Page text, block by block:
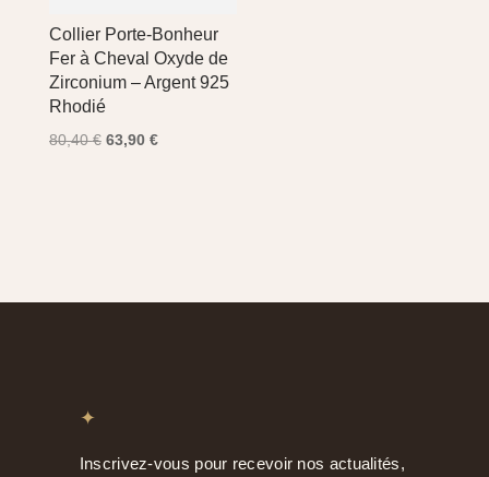
Collier Porte-Bonheur
Fer à Cheval Oxyde de
Zirconium – Argent 925
Rhodié
80,40€ Le
63,90 €Le
✦
Inscrivez-vous pour recevoir nos actualités,